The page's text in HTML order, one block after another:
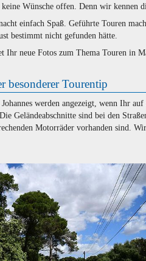
keine Wünsche offen. Denn wir kennen
einfach Spaß. Geführte Touren
bestimmt nicht gefunden hätte.
Ihr neue Fotos zum Thema Touren in
besonderer Tourentip
werden angezeigt, wenn Ihr
Geländeabschnitte sind bei den
Motorräder vorhanden sind.